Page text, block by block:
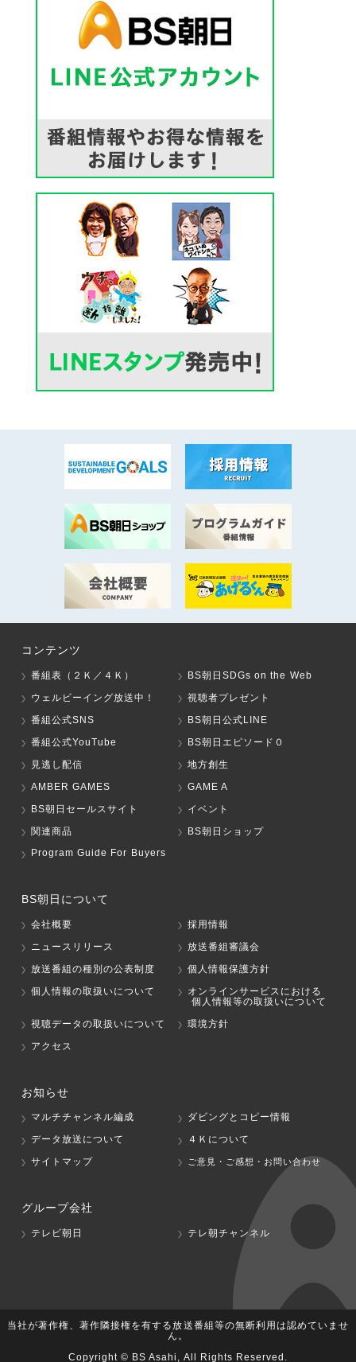
コンテンツ
番組表（２Ｋ／４Ｋ）
BS朝日SDGs on the Web
ウェルビーイング放送中！
視聴者プレゼント
番組公式SNS
BS朝日公式LINE
番組公式YouTube
BS朝日エピソード０
見逃し配信
地方創生
AMBER GAMES
GAME A
BS朝日セールスサイト
イベント
関連商品
BS朝日ショップ
Program Guide For Buyers
BS朝日について
会社概要
採用情報
ニュースリリース
放送番組審議会
放送番組の種別の公表制度
個人情報保護方針
個人情報の取扱いについて
オンラインサービスにおける
個人情報等の取扱いについて
視聴データの取扱いについて
環境方針
アクセス
お知らせ
マルチチャンネル編成
ダビングとコピー情報
データ放送について
４Ｋについて
サイトマップ
ご意見・ご感想・お問い合わせ
グループ会社
テレビ朝日 テレ朝チャンネル
当社が著作権、著作隣接権を有する放送番組等の無断利用は認めていませ
ん。
Copyright © BS Asahi, All Rights Reserved.